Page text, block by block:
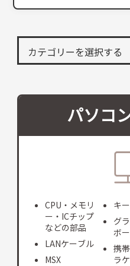
パソコ
CPU・メモリ
ー・ICチップ
などの部品
LANケーブル
MSX
キ
グ
ボ
携
ラ